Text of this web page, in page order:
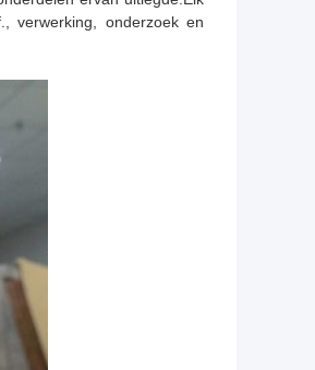
verwerking, onderzoek en